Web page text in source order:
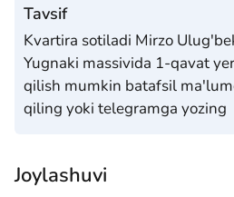
Tavsif
Kvartira sotiladi Mirzo
Yugnaki massivida 1-qavat
qilish mumkin batafsil
qiling yoki telegramga yozing
Joylashuvi